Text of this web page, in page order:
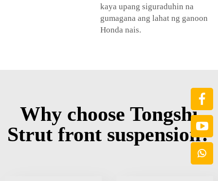
kaya upang siguraduhin na
gumagana ang lahat ng ganoon
Honda nais.
Why choose Tongshi
Strut front suspension?